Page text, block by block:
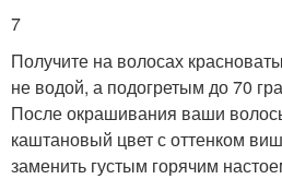
7
Получите на волосах
не водой, а подогретым до 70
После окрашивания ваши
каштановый цвет с оттенком
заменить густым горячим